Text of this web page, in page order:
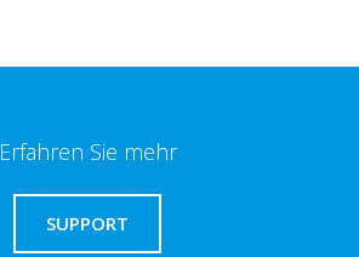
Erfahren Sie mehr
SUPPORT